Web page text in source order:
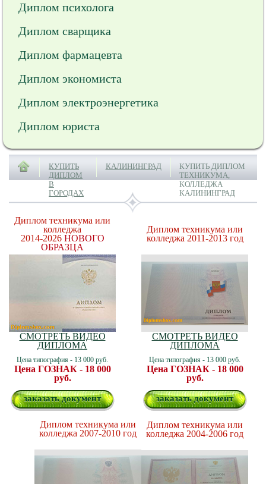
Диплом психолога
Диплом сварщика
Диплом фармацевта
Диплом экономиста
Диплом электроэнергетика
Диплом юриста
КУПИТЬ
ДИПЛОМ
В
ГОРОДАХ
КАЛИНИНГРАД
КУПИТЬ ДИПЛОМ
ТЕХНИКУМА,
КОЛЛЕДЖА
КАЛИНИНГРАД
Диплом техникума или
колледжа
2014-2026 НОВОГО
ОБРАЗЦА
СМОТРЕТЬ ВИДЕО
ДИПЛОМА
Цена типография - 13 000 руб.
Цена ГОЗНАК - 18 000
руб.
заказать документ
Диплом техникума или
колледжа 2011-2013 год
СМОТРЕТЬ ВИДЕО
ДИПЛОМА
Цена типография - 13 000 руб.
Цена ГОЗНАК - 18 000
руб.
заказать документ
Диплом техникума или
колледжа 2007-2010 год
Диплом техникума или
колледжа 2004-2006 год